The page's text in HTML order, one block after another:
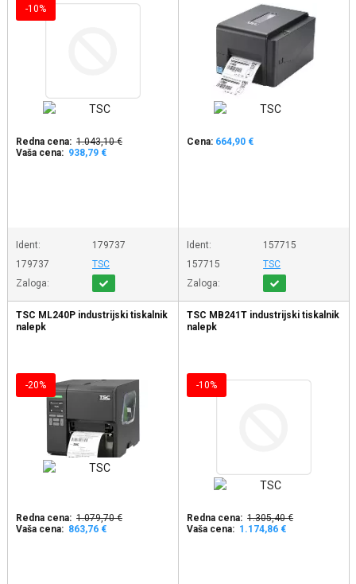
-10%
Redna cena: 1.043,10 €
Vaša cena: 938,79 €
Ident:
179737
179737
TSC
Zaloga:
Cena: 664,90 €
Ident:
157715
157715
TSC
Zaloga:
TSC ML240P industrijski tiskalnik
nalepk
-20%
Redna cena: 1.079,70 €
Vaša cena: 863,76 €
TSC MB241T industrijski tiskalnik
nalepk
-10%
Redna cena: 1.305,40 €
Vaša cena: 1.174,86 €